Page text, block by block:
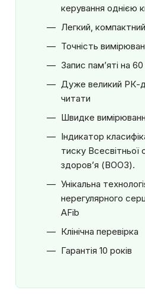
керування однією
Легкий,
Точність
Запис пам’яті на
Дуже великий РК-
читати
Швидке
Індикатор
тиску Всесвітньої
здоров’я (ВООЗ).
Унікальна
нерегулярного
AFib
Клінічна перевірка
Гарантія 10 років